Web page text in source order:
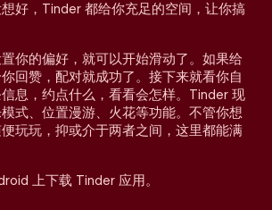
好，Tinder 都给你充足的空间，让你搞
你的偏好，就可以开始滑动了。如果给
回赞，配对就成功了。接下来就看你自
息，约点什么，看看会怎样。Tinder 现
式、位置漫游、火花等功能。不管你想
玩玩，抑或介于两者之间，这里都能满
上下载 Tinder 应用。